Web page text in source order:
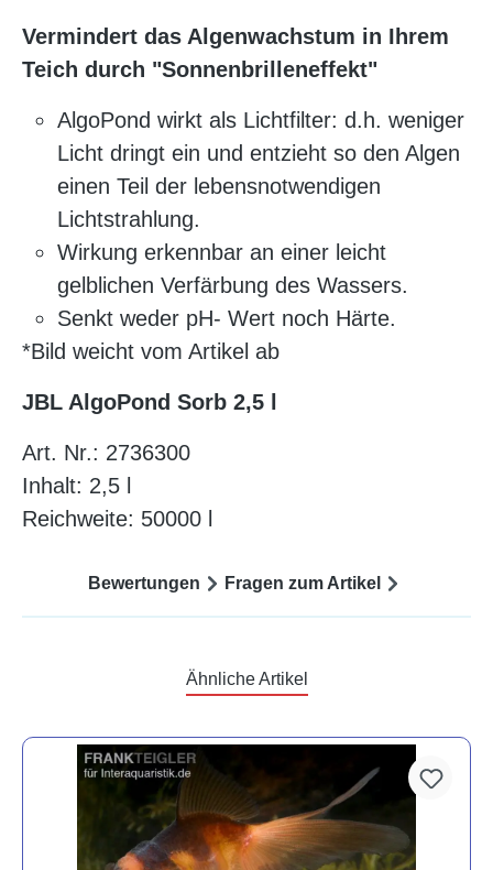
Vermindert das Algenwachstum in Ihrem
Teich durch "Sonnenbrilleneffekt"
AlgoPond wirkt als Lichtfilter: d.h. weniger
Licht dringt ein und entzieht so den Algen
einen Teil der lebensnotwendigen
Lichtstrahlung.
Wirkung erkennbar an einer leicht
gelblichen Verfärbung des Wassers.
Senkt weder pH- Wert noch Härte.
*Bild weicht vom Artikel ab
JBL AlgoPond Sorb 2,5 l
Art. Nr.: 2736300
Inhalt: 2,5 l
Reichweite: 50000 l
Bewertungen Fragen zum Artikel
Ähnliche Artikel